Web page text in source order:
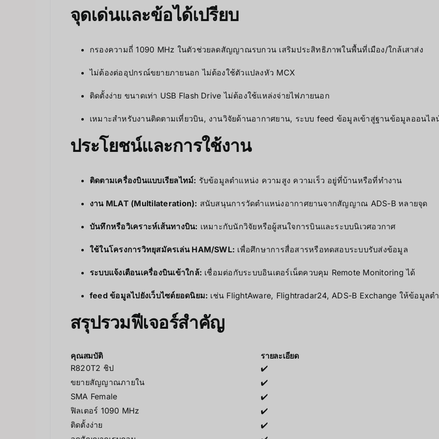
จุดเด่นและข้อได้เปรียบ
กรองความถี่ 1090 MHz ในตัวช่วยลดสัญญาณรบกวน เสริมประสิทธิภาพในพื้นที่เมือง/ใกล้เสาส่ง
ไม่ต้องต่ออุปกรณ์ขยายภายนอก ไม่ต้องใช้ตัวแปลงหัว MCX
ติดตั้งง่าย ขนาดเท่า USB Flash Drive ไม่ต้องใช้แหล่งจ่ายไฟภายนอก
เหมาะสำหรับงานติดตามเที่ยวบิน, งานวิจัยด้านอากาศยาน, ระบบ feed ข้อมูลเข้าสู่ฐานข้อมูลออนไล
ประโยชน์และการใช้งาน
ติดตามเครื่องบินแบบเรียลไทม์: รับข้อมูลตำแหน่ง ความสูง ความเร็ว อยู่ที่บ้านหรือที่ทำงาน
งาน MLAT (Multilateration): สนับสนุนการวัดตำแหน่งอากาศยานจากสัญญาณ ADS-B หลายจุด
บันทึกหรือวิเคราะห์เส้นทางบิน: เหมาะกับนักวิจัยหรือผู้สนใจการบินและระบบนิเวศอวกาศ
ใช้ในโครงการวิทยุสมัครเล่น HAM/SWL: เพื่อศึกษาการสื่อสารหรือทดสอบระบบรับส่งข้อมูล
ระบบแจ้งเตือนเครื่องบินเข้าใกล้: เชื่อมต่อกับระบบอินเตอร์เน็ตควบคุม Remote Monitoring ได้
feed ข้อมูลไปยังเว็บไซต์ยอดนิยม: เช่น FlightAware, Flightradar24, ADS-B Exchange ให้ข้อมูลต
สรุปรวมฟีเจอร์สำคัญ
คุณสมบัติ
รายละเอียด
R820T2 ชิป
✔️
ขยายสัญญาณภายใน
✔️
SMA Female
✔️
ฟิลเตอร์ 1090 MHz
✔️
ติดตั้งง่าย
✔️